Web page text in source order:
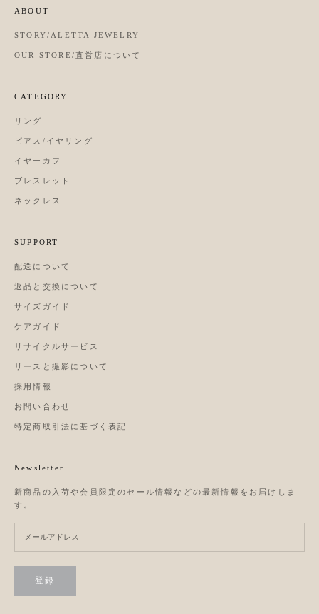
ABOUT
STORY/ALETTA JEWELRY
OUR STORE/直営店について
CATEGORY
リング
ピアス/イヤリング
イヤーカフ
ブレスレット
ネックレス
SUPPORT
配送について
返品と交換について
サイズガイド
ケアガイド
リサイクルサービス
リースと撮影について
採用情報
お問い合わせ
特定商取引法に基づく表記
Newsletter
新商品の入荷や会員限定のセール情報などの最新情報をお届けしま
す。
登録